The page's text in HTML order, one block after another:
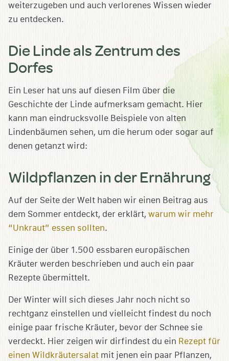
weiterzugeben und auch verlorenes Wissen wieder
zu entdecken.
Die Linde als Zentrum des
Dorfes
Ein Leser hat uns auf diesen Film über die
Geschichte der Linde aufmerksam gemacht. Hier
kann man eindrucksvolle Beispiele von alten
Lindenbäumen sehen, um die herum oder sogar auf
denen getanzt wird:
Wildpflanzen in der Ernährung
Auf der Seite der Welt haben wir einen Beitrag aus
dem Sommer entdeckt, der erklärt, warum wir mehr
“Unkraut” essen sollten.
Einige der über 1.500 essbaren europäischen
Kräuter werden beschrieben und auch ein paar
Rezepte übermittelt.
Der Winter will sich dieses Jahr noch nicht so
rechtganz einstellen und vielleicht findest du noch
einige paar frische Kräuter, bevor der Schnee sie
verdeckt. Hier zeigen wir dirfindest du ein Rezept für
einen Wildkräutersalat mit jenen ein paar Pflanzen,